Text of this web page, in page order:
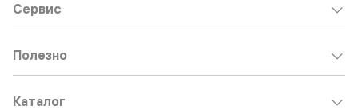
Сервис
Полезно
Каталог